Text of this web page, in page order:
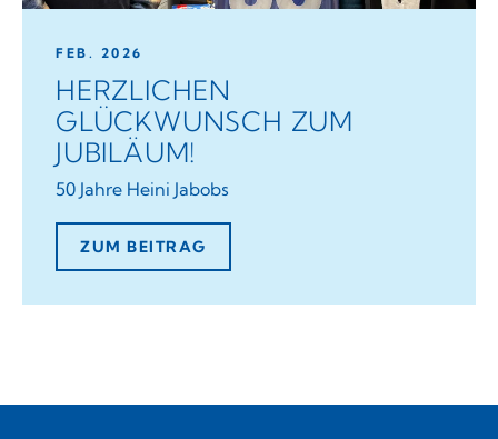
FEB. 2026
HERZLICHEN
GLÜCKWUNSCH ZUM
JUBILÄUM!
50 Jahre Heini Jabobs
ZUM BEITRAG